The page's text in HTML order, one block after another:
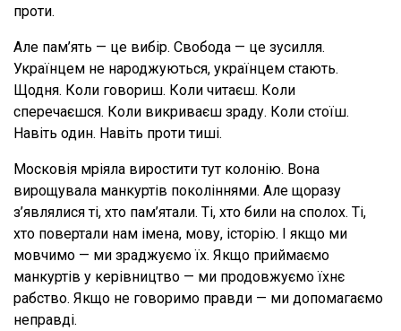
проти.
Але пам’ять — це вибір. Свобода — це зусилля.
Українцем не народжуються, українцем стають.
Щодня. Коли говориш. Коли читаєш. Коли
сперечаєшся. Коли викриваєш зраду. Коли стоїш.
Навіть один. Навіть проти тиші.
Московія мріяла виростити тут колонію. Вона
вирощувала манкуртів поколіннями. Але щоразу
з’являлися ті, хто пам’ятали. Ті, хто били на сполох. Ті,
хто повертали нам імена, мову, історію. І якщо ми
мовчимо — ми зраджуємо їх. Якщо приймаємо
манкуртів у керівництво — ми продовжуємо їхнє
рабство. Якщо не говоримо правди — ми допомагаємо
неправді.